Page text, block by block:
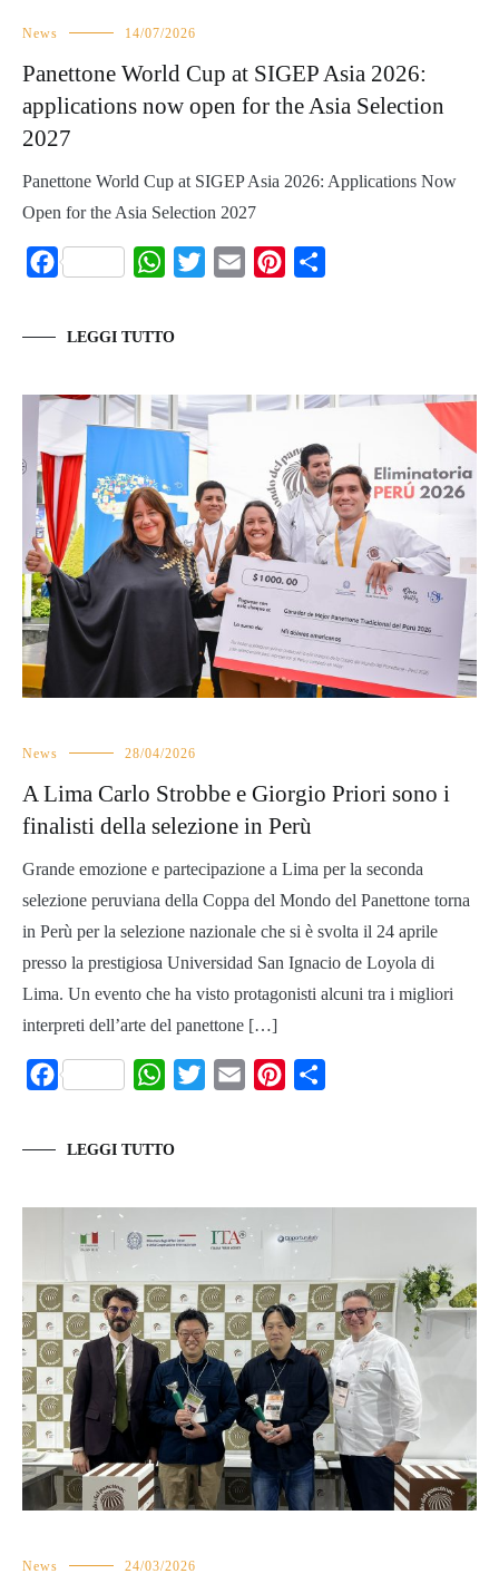
News 14/07/2026
Panettone World Cup at SIGEP Asia 2026:
applications now open for the Asia Selection
2027
Panettone World Cup at SIGEP Asia 2026: Applications Now
Open for the Asia Selection 2027
Facebook WhatsApp
Twitter Email Pinterest
LEGGI TUTTO
News 28/04/2026
A Lima Carlo Strobbe e Giorgio Priori sono i
finalisti della selezione in Perù
Grande emozione e partecipazione a Lima per la seconda
selezione peruviana della Coppa del Mondo del Panettone torna
in Perù per la selezione nazionale che si è svolta il 24 aprile
presso la prestigiosa Universidad San Ignacio de Loyola di
Lima. Un evento che ha visto protagonisti alcuni tra i migliori
interpreti dell’arte del panettone […]
Facebook WhatsApp
Twitter Email Pinterest
LEGGI TUTTO
News 24/03/2026